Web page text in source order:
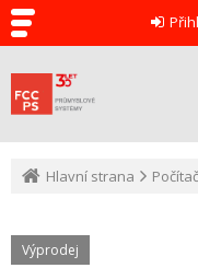
Hlavní strana
Výprodej